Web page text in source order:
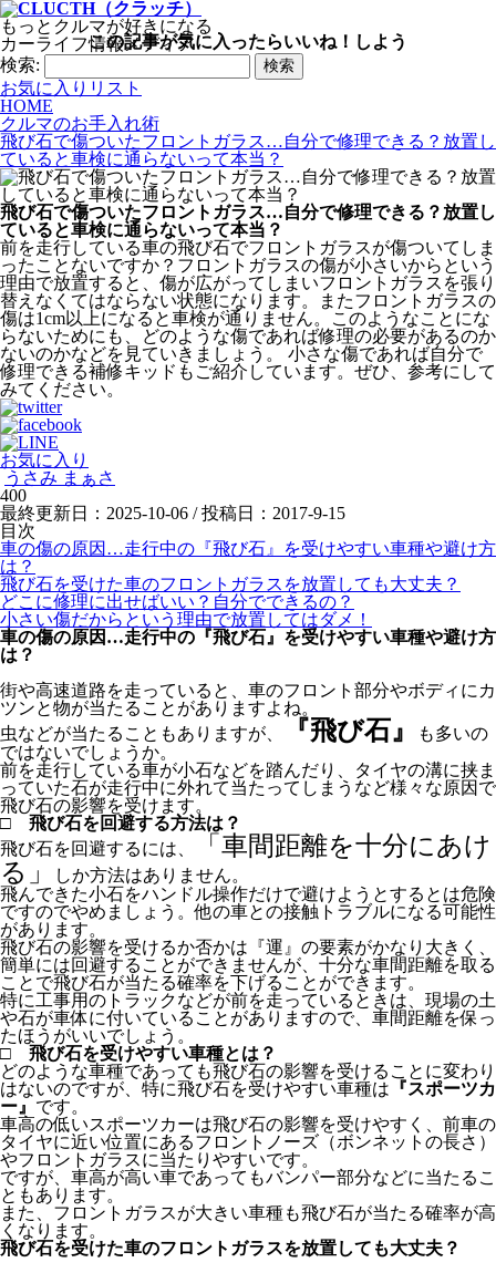
もっとクルマが好きになる
カーライフ情報メディア
検索:
お気に入りリスト
HOME
クルマのお手入れ術
飛び石で傷ついたフロントガラス…自分で修理できる？放置し
ていると車検に通らないって本当？
飛び石で傷ついたフロントガラス…自分で修理できる？放置し
ていると車検に通らないって本当？
前を走行している車の飛び石でフロントガラスが傷ついてしま
ったことないですか？フロントガラスの傷が小さいからという
理由で放置すると、傷が広がってしまいフロントガラスを張り
替えなくてはならない状態になります。またフロントガラスの
傷は1cm以上になると車検が通りません。このようなことにな
らないためにも、どのような傷であれば修理の必要があるのか
ないのかなどを見ていきましょう。 小さな傷であれば自分で
修理できる補修キッドもご紹介しています。ぜひ、参考にして
みてください。
お気に入り
うさみ まぁさ
400
最終更新日：2025-10-06 / 投稿日： 2017-9-15
目次
車の傷の原因…走行中の『飛び石』を受けやすい車種や避け方
は？
飛び石を受けた車のフロントガラスを放置しても大丈夫？
どこに修理に出せばいい？自分でできるの？
小さい傷だからという理由で放置してはダメ！
車の傷の原因…走行中の『飛び石』を受けやすい車種や避け方
は？
街や高速道路を走っていると、車のフロント部分やボディにカ
ツンと物が当たることがありますよね。
虫などが当たることもありますが、
『飛び石』
も多いの
ではないでしょうか。
前を走行している車が小石などを踏んだり、タイヤの溝に挟ま
っていた石が走行中に外れて当たってしまうなど様々な原因で
飛び石の影響を受けます。
□ 飛び石を回避する方法は？
飛び石を回避するには、
「車間距離を十分にあけ
る」
しか方法はありません。
飛んできた小石をハンドル操作だけで避けようとするとは危険
ですのでやめましょう。他の車との接触トラブルになる可能性
があります。
飛び石の影響を受けるか否かは『運』の要素がかなり大きく、
簡単には回避することができませんが、十分な車間距離を取る
ことで飛び石が当たる確率を下げることができます。
特に工事用のトラックなどが前を走っているときは、現場の土
や石が車体に付いていることがありますので、車間距離を保っ
たほうがいいでしょう。
□ 飛び石を受けやすい車種とは？
どのような車種であっても飛び石の影響を受けることに変わり
はないのですが、特に飛び石を受けやすい車種は 『スポーツカ
ー』 です。
車高の低いスポーツカーは飛び石の影響を受けやすく、前車の
タイヤに近い位置にあるフロントノーズ（ボンネットの長さ）
やフロントガラスに当たりやすいです。
ですが、車高が高い車であってもバンパー部分などに当たるこ
ともあります。
また、フロントガラスが大きい車種も飛び石が当たる確率が高
くなります。
飛び石を受けた車のフロントガラスを放置しても大丈夫？
この記事が気に入ったらいいね！しよう